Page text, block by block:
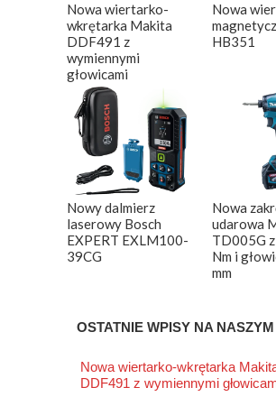
Nowa wiertarko-
wkrętarka Makita
DDF491 z
wymiennymi
głowicami
Nowa
HB351
Nowy dalmierz
laserowy Bosch
EXPERT EXLM100-
39CG
Nowa
udarowa
TD005G
Nm i
mm
OSTATNIE WPISY NA
Nowa wiertarko-wkrętarka
DDF491 z wymiennymi